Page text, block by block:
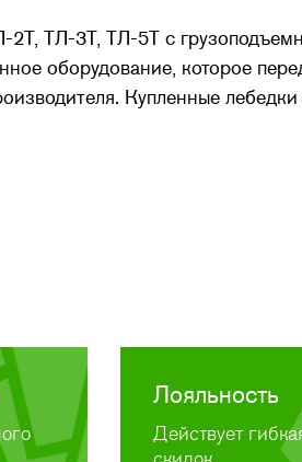
2Т, ТЛ-3Т, ТЛ-5Т с
оборудование, которое
Купленные
Лояльность
Действует